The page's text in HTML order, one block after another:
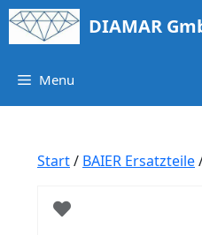
Springe
zum
DIAMAR
Menu
Start/ BAIER Ersatzteile